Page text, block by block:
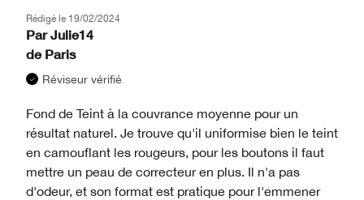
Rédigé le 19/02/2024
Par Julie14
de Paris
Réviseur vérifié
Fond de Teint à la couvrance moyenne pour un
résultat naturel. Je trouve qu'il uniformise bien le teint
en camouflant les rougeurs, pour les boutons il faut
mettre un peau de correcteur en plus. Il n'a pas
d'odeur, et son format est pratique pour l'emmener